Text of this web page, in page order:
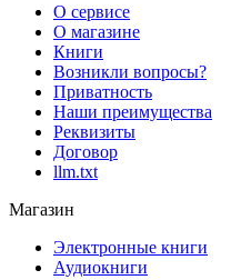
О сервисе
О магазине
Книги
Возникли вопросы?
Приватность
Наши преимущества
Реквизиты
Договор
llm.txt
Магазин
Электронные книги
Аудиокниги